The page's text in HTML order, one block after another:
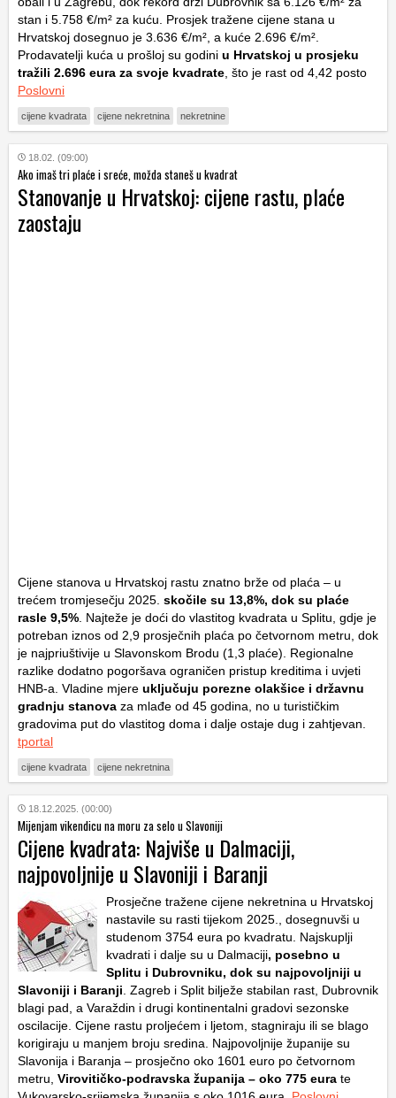
stan i 5.758 €/m² za kuću. Prosjek tražene cijene stana u
Hrvatskoj dosegnuo je 3.636 €/m², a kuće 2.696 €/m².
Prodavatelji kuća u prošloj su godini u Hrvatskoj u prosjeku
tražili 2.696 eura za svoje kvadrate, što je rast od 4,42 posto
Poslovni
cijene kvadrata cijene nekretnina nekretnine
18.02. (09:00)
Ako imaš tri plaće i sreće, možda staneš u kvadrat
Stanovanje u Hrvatskoj: cijene rastu, plaće
zaostaju
Cijene stanova u Hrvatskoj rastu znatno brže od plaća – u
trećem tromjesečju 2025. skočile su 13,8%, dok su plaće
rasle 9,5% . Najteže je doći do vlastitog kvadrata u Splitu, gdje je
potreban iznos od 2,9 prosječnih plaća po četvornom metru, dok
je najpriuštivije u Slavonskom Brodu (1,3 plaće). Regionalne
razlike dodatno pogoršava ograničen pristup kreditima i uvjeti
HNB-a. Vladine mjere uključuju porezne olakšice i državnu
gradnju stanova za mlađe od 45 godina, no u turističkim
gradovima put do vlastitog doma i dalje ostaje dug i zahtjevan.
tportal
cijene kvadrata cijene nekretnina
18.12.2025. (00:00)
Mijenjam vikendicu na moru za selo u Slavoniji
Cijene kvadrata: Najviše u Dalmaciji,
najpovoljnije u Slavoniji i Baranji
Prosječne tražene cijene nekretnina u Hrvatskoj
nastavile su rasti tijekom 2025., dosegnuvši u
studenom 3754 eura po kvadratu. Najskuplji
kvadrati i dalje su u Dalmaciji, posebno u
Splitu i Dubrovniku, dok su najpovoljniji u
Slavoniji i Baranji . Zagreb i Split bilježe stabilan rast, Dubrovnik
blagi pad, a Varaždin i drugi kontinentalni gradovi sezonske
oscilacije. Cijene rastu proljećem i ljetom, stagniraju ili se blago
korigiraju u manjem broju sredina. Najpovoljnije županije su
Slavonija i Baranja – prosječno oko 1601 euro po četvornom
metru, Virovitičko-podravska županija – oko 775 eura te